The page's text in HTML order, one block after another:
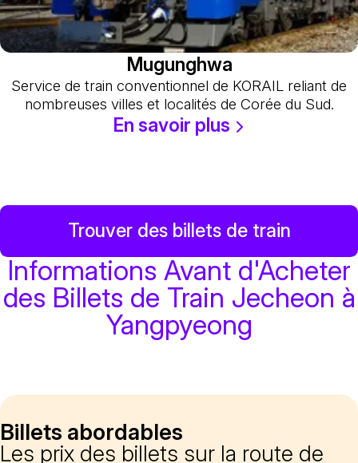
Mugunghwa
Service de train conventionnel de KORAIL reliant de
nombreuses villes et localités de Corée du Sud.
En savoir plus
Trouver des billets de train
Informations Avant d'Acheter
des Billets de Train Jecheon à
Yangpyeong
Billets abordables
Les prix des billets sur la route de